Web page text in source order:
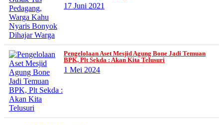
17 Juni 2021
Pengelolaan Aset Mesjid Agung Bone Jadi Temuan
BPK, Plt Sekda : Akan Kita Telusuri
1 Mei 2024